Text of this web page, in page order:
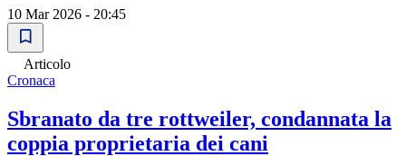
10 Mar 2026 - 20:45
Articolo
Cronaca
Sbranato da tre rottweiler, condannata la
coppia proprietaria dei cani